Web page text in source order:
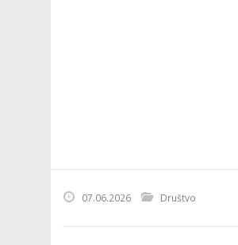
07.06.2026 Društvo